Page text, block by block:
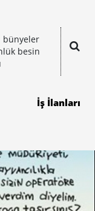
bünyeler
besin
İş İlanları